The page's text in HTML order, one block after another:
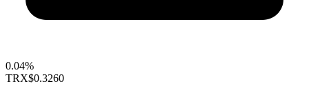
0.04%
TRX$0.3260